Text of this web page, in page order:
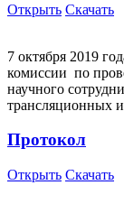
Открыть Скачать
7 октября 2019
комиссии по
научного
трансляционных
Протокол
Открыть Скачать